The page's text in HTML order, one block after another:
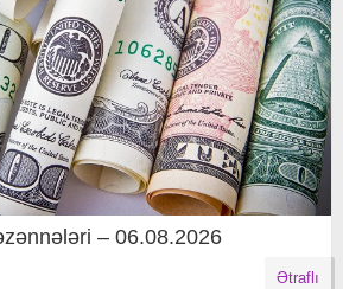
– 06.08.2026
Ətraflı